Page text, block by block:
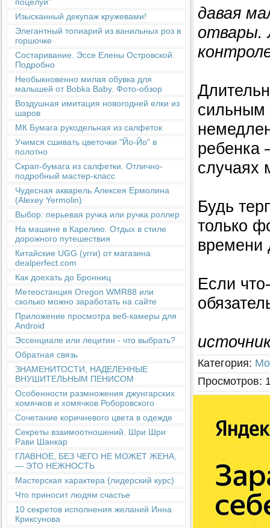
Изысканный декупаж кружевами!
Элегантный топиарий из ванильных роз в
горшочке
Состаривание. Эссе Елены Островской.
Подробно
Необыкновенно милая обувка для
малышей от Bobka Baby. Фото-обзор
Воздушная имитация новогодней елки из
шаров
МК Бумага рукодельная из салфеток
Учимся сшивать цветочки "Йо-Йо" в
полотно
Скрап-бумага из салфетки. Отлично-
подробный мастер-класс
Чудесная акварель Алексея Ермолина
(Alexey Yermolin)
Выбор: перьевая ручка или ручка роллер
На машине в Карелию. Отдых в стиле
дорожного путешествия
Китайские UGG (угги) от магазина
dealperfect.com
Как доехать до Бронниц
Метеостанция Oregon WMR88 или
сколько можно заработать на сайте
Приложение просмотра веб-камеры для
Android
Эссенциале или лецитин - что выбрать?
Обратная связь
ЗНАМЕНИТОСТИ, НАДЕЛЕННЫЕ
ВНУШИТЕЛЬНЫМ ПЕНИСОМ
Особенности размножения джунгарских
хомячков и хомячков Роборовского
Сочетание коричневого цвета в одежде
Секреты взаимоотношений. Шри Шри
Рави Шанкар
ГЛАВНОЕ, БЕЗ ЧЕГО НЕ МОЖЕТ ЖЕНА,
— ЭТО НЕЖНОСТЬ
Мастерская характера (лидерский курс)
Что приносит людям счастье
10 секретов исполнения желаний Инна
Криксунова
давая
отвары.
сильным
ребенка
случаях
Будь
только
времени
Если
Категория:
Просмотров: